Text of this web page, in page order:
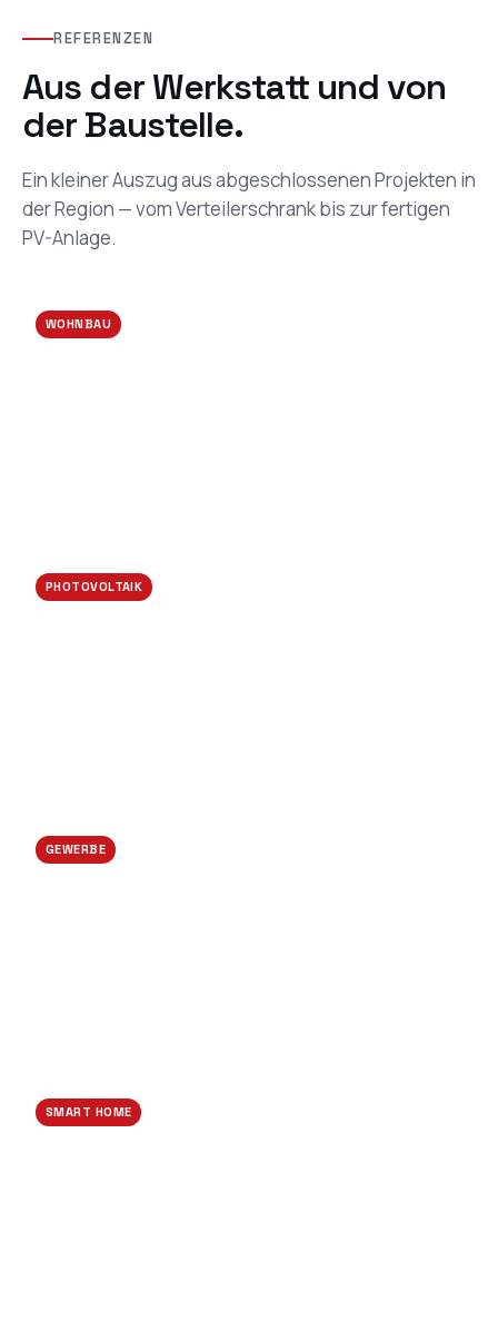
REFERENZEN
Aus der Werkstatt und von
der Baustelle.
Ein kleiner Auszug aus abgeschlossenen Projekten in
der Region — vom Verteilerschrank bis zur fertigen
PV-Anlage.
WOHNBAU
PHOTOVOLTAIK
GEWERBE
SMART HOME